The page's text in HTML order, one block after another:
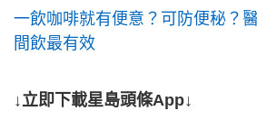
一飲咖啡就有便意？可防便秘？
間飲最有效
↓立即下載星島頭條App↓